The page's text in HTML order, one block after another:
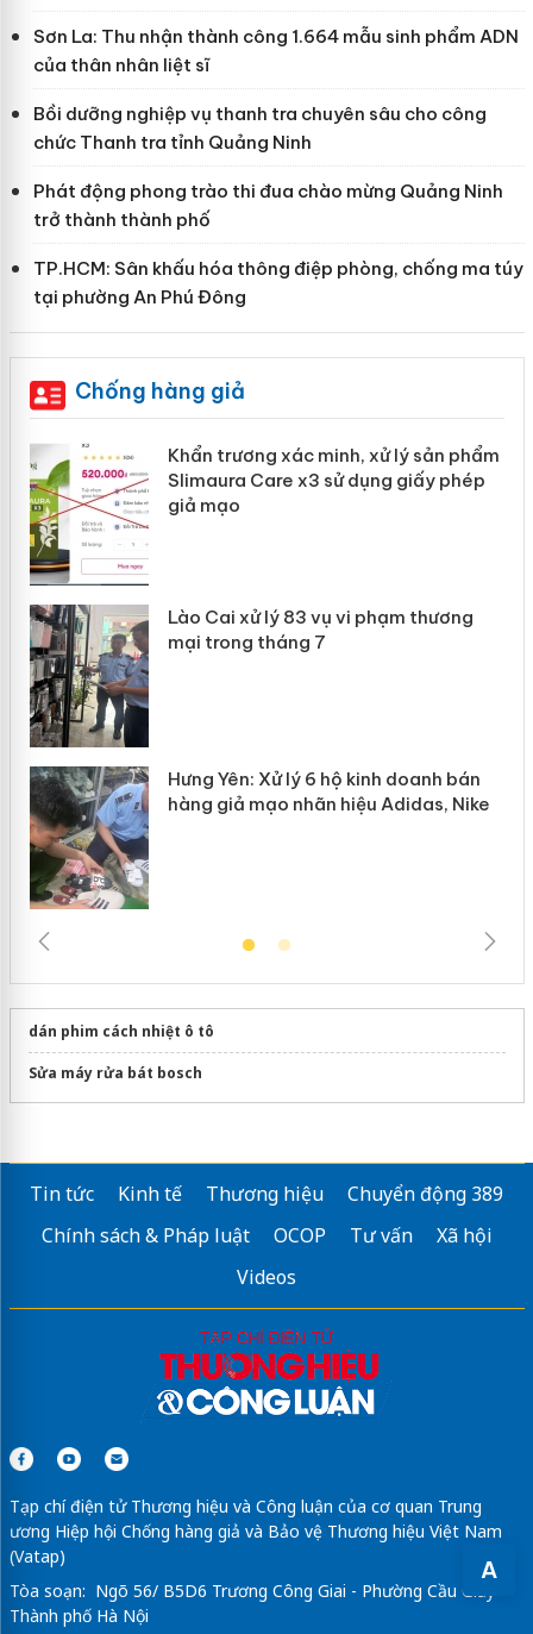
A
Sơn La: Thu nhận thành công 1.664 mẫu sinh phẩm ADN
của thân nhân liệt sĩ
Bồi dưỡng nghiệp vụ thanh tra chuyên sâu cho công
chức Thanh tra tỉnh Quảng Ninh
Phát động phong trào thi đua chào mừng Quảng Ninh
trở thành thành phố
TP.HCM: Sân khấu hóa thông điệp phòng, chống ma túy
tại phường An Phú Đông
Chống hàng giả
Khẩn trương xác minh, xử lý sản phẩm
Slimaura Care x3 sử dụng giấy phép
giả mạo
Lào Cai xử lý 83 vụ vi phạm thương
mại trong tháng 7
Hưng Yên: Xử lý 6 hộ kinh doanh bán
hàng giả mạo nhãn hiệu Adidas, Nike
dán phim cách nhiệt ô tô
Sửa máy rửa bát bosch
Tin tức Kinh tế Thương hiệu
Chuyển động 389
Chính sách & Pháp luật
OCOP Tư vấn
Xã hội
Videos
Tạp chí điện tử Thương hiệu và Công luận của cơ quan Trung
ương Hiệp hội Chống hàng giả và Bảo vệ Thương hiệu Việt Nam
(Vatap)
Tòa soạn: Ngõ 56/ B5D6 Trương Công Giai - Phường Cầu Giấy -
Thành phố Hà Nội